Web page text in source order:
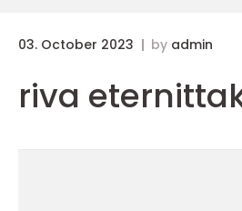
03. October 2023 by admin
riva